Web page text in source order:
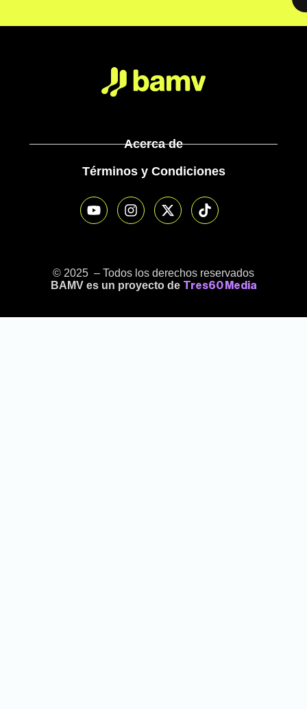
Acerca de
Términos y Condiciones
© 2025 – Todos los derechos reservados
BAMV es un proyecto de Tres60 Media